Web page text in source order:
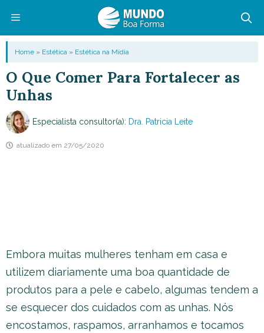
conteúdo
Menu
Home » Estética » Estética na Mídia
O Que Comer Para Fortalecer as
Unhas
Especialista consultor(a): Dra. Patricia Leite
atualizado em 27/05/2020
Embora muitas mulheres tenham em casa e
utilizem diariamente uma boa quantidade de
produtos para a pele e cabelo, algumas tendem a
se esquecer dos cuidados com as unhas. Nós
encostamos, raspamos, arranhamos e tocamos